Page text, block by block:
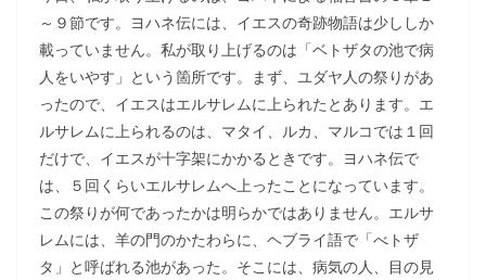
～９節です。ヨハネ伝には、イエスの奇跡物語は少ししか
載っていません。私が取り上げるのは「ベトザタの池で病
人をいやす」という箇所です。まず、ユダヤ人の祭りがあ
ったので、イエスはエルサレムに上られたとあります。エ
ルサレムに上られるのは、マタイ、ルカ、マルコでは１回
だけで、イエスが十字架にかかるときです。ヨハネ伝で
は、５回くらいエルサレムへ上ったことになっています。
この祭りが何であったかは明らかではありません。エルサ
レムには、羊の門のかたわらに、ヘブライ語で「べトザ
タ」と呼ばれる池があった。そこには、病気の人、目の見